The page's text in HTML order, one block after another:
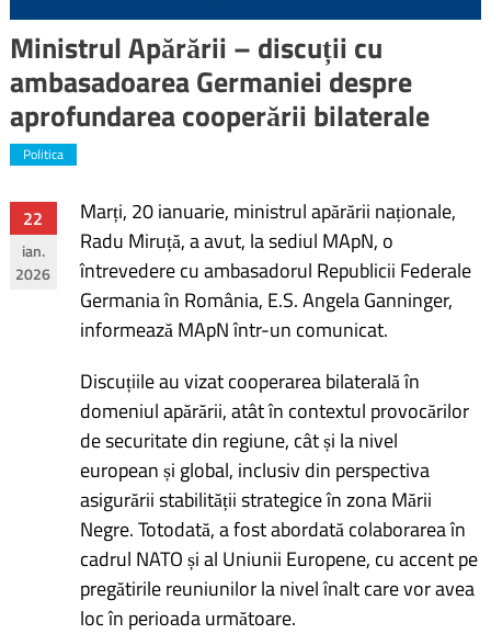
Ministrul Apărării – discuții cu
ambasadoarea Germaniei despre
aprofundarea cooperării bilaterale
Politica
22
ian.
2026
Marți, 20 ianuarie, ministrul apărării naționale,
Radu Miruță, a avut, la sediul MApN, o
întrevedere cu ambasadorul Republicii Federale
Germania în România, E.S. Angela Ganninger,
informează MApN într-un comunicat.
Discuțiile au vizat cooperarea bilaterală în
domeniul apărării, atât în contextul provocărilor
de securitate din regiune, cât și la nivel
european și global, inclusiv din perspectiva
asigurării stabilității strategice în zona Mării
Negre. Totodată, a fost abordată colaborarea în
cadrul NATO și al Uniunii Europene, cu accent pe
pregătirile reuniunilor la nivel înalt care vor avea
loc în perioada următoare.
Navigare
în
articole